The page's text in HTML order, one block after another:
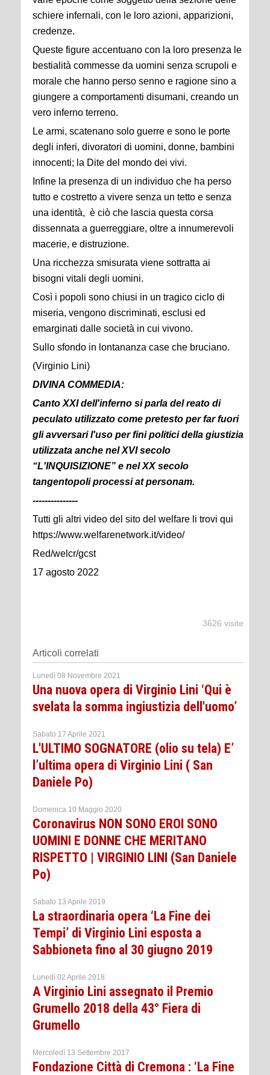
schiere infernali, con le loro azioni, apparizioni,
credenze.
Queste figure accentuano con la loro presenza le
bestialità commesse da uomini senza scrupoli e
morale che hanno perso senno e ragione sino a
giungere a comportamenti disumani, creando un
vero inferno terreno.
Le armi, scatenano solo guerre e sono le porte
degli inferi, divoratori di uomini, donne, bambini
innocenti; la Dite del mondo dei vivi.
Infine la presenza di un individuo che ha perso
tutto e costretto a vivere senza un tetto e senza
una identità, è ciò che lascia questa corsa
dissennata a guerreggiare, oltre a innumerevoli
macerie, e distruzione.
Una ricchezza smisurata viene sottratta ai
bisogni vitali degli uomini.
Così i popoli sono chiusi in un tragico ciclo di
miseria, vengono discriminati, esclusi ed
emarginati dalle società in cui vivono.
Sullo sfondo in lontananza case che bruciano.
(Virginio Lini)
DIVINA COMMEDIA:
Canto XXI dell'inferno si parla del reato di
peculato utilizzato come pretesto per far fuori
gli avversari l'uso per fini politici della giustizia
utilizzata anche nel XVI secolo
“L'INQUISIZIONE” e nel XX secolo
tangentopoli processi at personam.
---------------
Tutti gli altri video del sito del welfare li trovi qui
https://www.welfarenetwork.it/video/
Red/welcr/gcst
17 agosto 2022
3626 visite
Articoli correlati
Lunedì 08 Novembre 2021
Una nuova opera di Virginio Lini ‘Qui è
svelata la somma ingiustizia dell'uomo’
Sabato 17 Aprile 2021
L'ULTIMO SOGNATORE (olio su tela) E’
l’ultima opera di Virginio Lini ( San
Daniele Po)
Domenica 10 Maggio 2020
Coronavirus NON SONO EROI SONO
UOMINI E DONNE CHE MERITANO
RISPETTO | VIRGINIO LINI (San Daniele
Po)
Sabato 13 Aprile 2019
La straordinaria opera ‘La Fine dei
Tempi’ di Virginio Lini esposta a
Sabbioneta fino al 30 giugno 2019
Lunedì 02 Aprile 2018
A Virginio Lini assegnato il Premio
Grumello 2018 della 43° Fiera di
Grumello
Mercoledì 13 Settembre 2017
Fondazione Città di Cremona : ‘La Fine